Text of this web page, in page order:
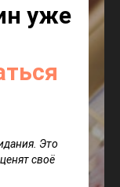
уже
Это
своё